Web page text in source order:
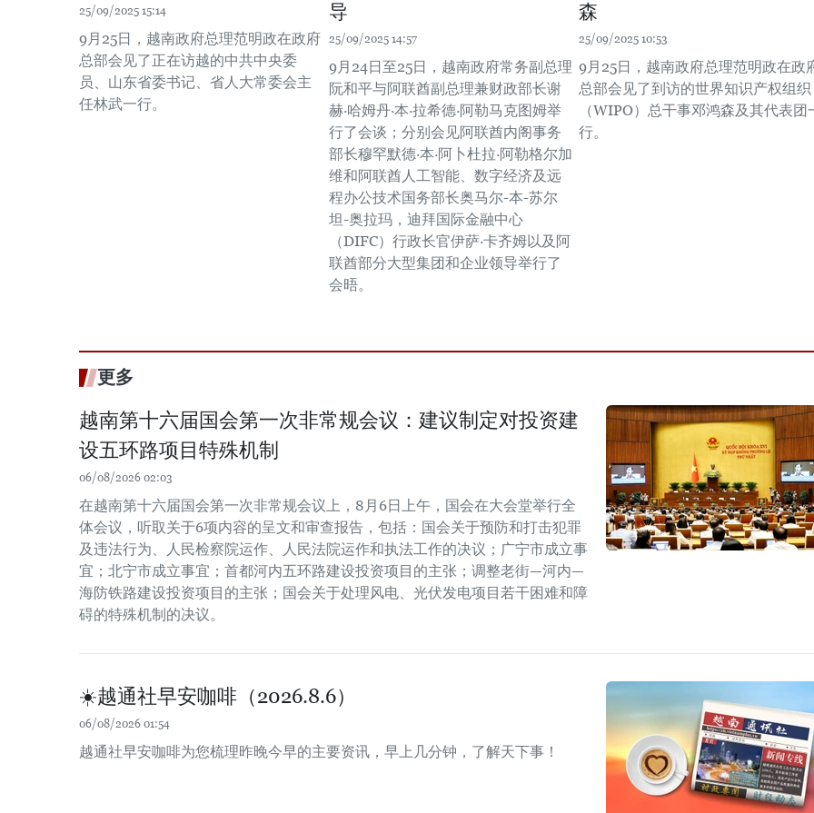
25/09/2025 15:14
9月25日，越南政府总理范明政在政府
总部会见了正在访越的中共中央委
员、山东省委书记、省人大常委会主
任林武一行。
导
25/09/2025 14:57
9月24日至25日，越南政府常务副总理
阮和平与阿联酋副总理兼财政部长谢
赫·哈姆丹·本·拉希德·阿勒马克图姆举
行了会谈；分别会见阿联酋内阁事务
部长穆罕默德·本·阿卜杜拉·阿勒格尔加
维和阿联酋人工智能、数字经济及远
程办公技术国务部长奥马尔-本-苏尔
坦-奥拉玛，迪拜国际金融中心
（DIFC）行政长官伊萨·卡齐姆以及阿
联酋部分大型集团和企业领导举行了
会晤。
森
25/09/2025 10:53
9月25日，越南政府总理范明政在政
总部会见了到访的世界知识产权组织
（WIPO）总干事邓鸿森及其代表团
行。
更多
越南第十六届国会第一次非常规会议：建议制定对投资建
设五环路项目特殊机制
06/08/2026 02:03
在越南第十六届国会第一次非常规会议上，8月6日上午，国会在大会堂举行全
体会议，听取关于6项内容的呈文和审查报告，包括：国会关于预防和打击犯罪
及违法行为、人民检察院运作、人民法院运作和执法工作的决议；广宁市成立事
宜；北宁市成立事宜；首都河内五环路建设投资项目的主张；调整老街—河内—
海防铁路建设投资项目的主张；国会关于处理风电、光伏发电项目若干困难和障
碍的特殊机制的决议。
☀️越通社早安咖啡（2026.8.6）
06/08/2026 01:54
越通社早安咖啡为您梳理昨晚今早的主要资讯，早上几分钟，了解天下事！